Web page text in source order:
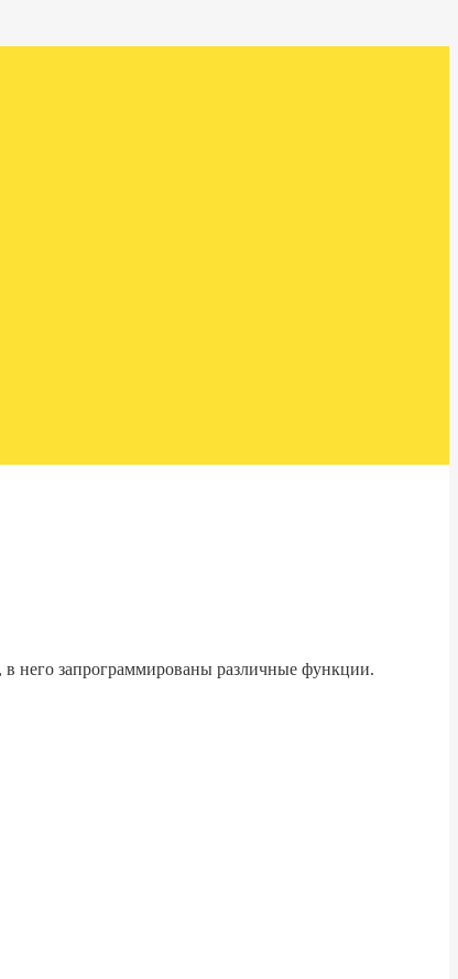
в него запрограммированы различные функции.